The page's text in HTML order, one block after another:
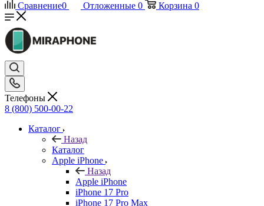
Сравнение0 Отложенные 0 Корзина 0
Телефоны
8 (800) 500-00-22
Каталог
Назад
Каталог
Apple iPhone
Назад
Apple iPhone
iPhone 17 Pro
iPhone 17 Pro Max